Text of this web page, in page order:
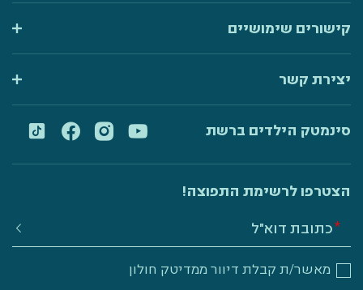
קישורים שימושיים
יצירת קשר
הצטרפו לרשימת התפוצה!
מאשר/ת קבלת דיוור ממדיטק חולון
סינמטק הילדים ברשת